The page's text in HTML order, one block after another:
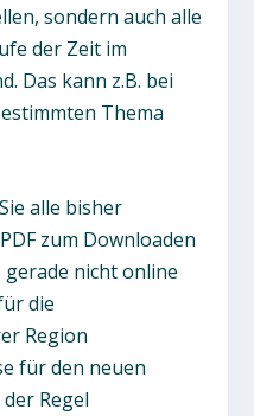
sondern auch alle
der Zeit im
Das kann z.B. bei
Thema
alle bisher
zum Downloaden
gerade nicht online
die
Region
für den neuen
Regel